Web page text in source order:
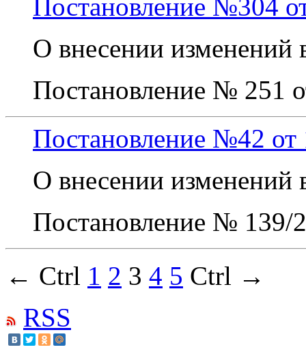
Постановление №304
О внесении изменений
Постановление № 251
Постановление №42 от
О внесении изменений
Постановление № 139/
← Ctrl 1 2 3 4 5 Ctrl →
RSS